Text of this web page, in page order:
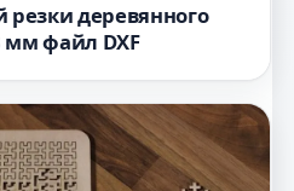
резки деревянного
мм файл DXF